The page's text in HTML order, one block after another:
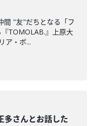
間 "友"だちとなる「フ
TOMOLAB.』上原大
ア・ボ...
さんとお話した